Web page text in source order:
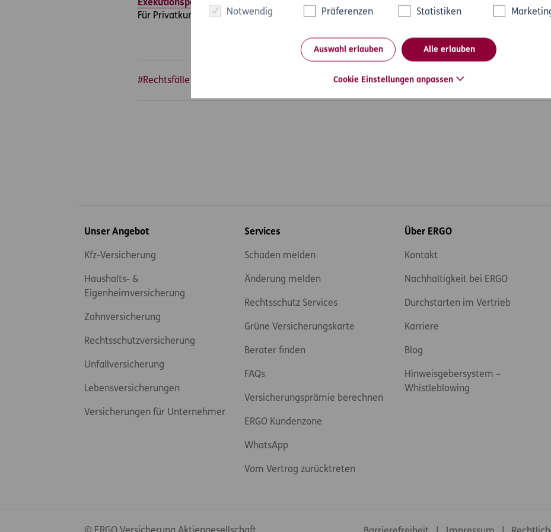
Notwendig Präferenzen Statistiken
Auswahl erlauben Alle erlauben
Cookie Einstellungen anpassen
Exekutionspaket sind Transport-, Schlosser- und Verwahrungskosten sowie Bonitätsauskünfte
Für Privatkunden ist das Exekutionspaket im D.A.S. Privat-Rechtsschutz Premium inkludiert.
#Rechtsfälle
Inhaltsübersicht
Unser Angebot
Kfz-Versicherung
Haushalts- &
Eigenheimversicherung
Zahnversicherung
Rechtsschutzversicherung
Unfallversicherung
Lebensversicherungen
Versicherungen für Unternehmer
Services
Schaden melden
Änderung melden
Rechtsschutz Services
Grüne Versicherungskarte
Berater finden
FAQs
Versicherungsprämie berechnen
ERGO Kundenzone
WhatsApp
Vom Vertrag zurücktreten
Über ERGO
Kontakt
Nachhaltigkeit bei ERGO
Durchstarten im Vertrieb
Karriere
Blog
Hinweisgebersystem –
Whistleblowing